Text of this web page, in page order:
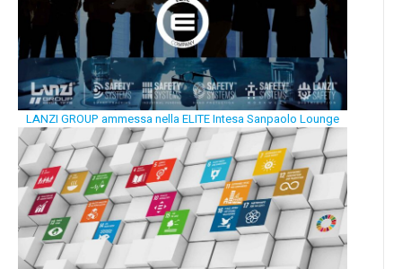
LANZI GROUP ammessa nella ELITE Intesa Sanpaolo Lounge